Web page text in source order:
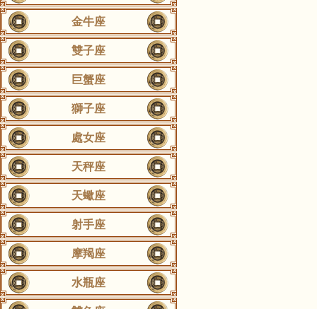
金牛座
雙子座
巨蟹座
獅子座
處女座
天秤座
天蠍座
射手座
摩羯座
水瓶座